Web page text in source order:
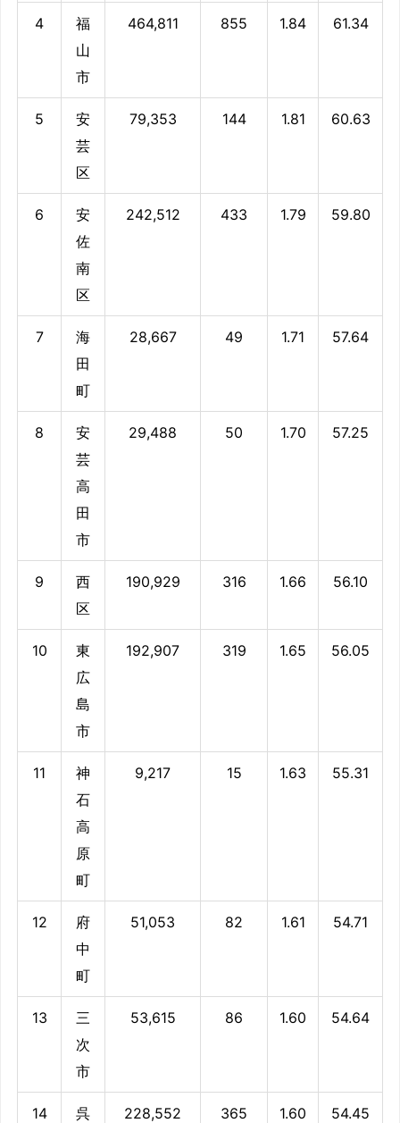
4
福
山
市
464,811 855 1.84 61.34
5
安
芸
区
79,353 144 1.81 60.63
6
安
佐
南
区
242,512 433 1.79 59.80
7
海
田
町
28,667 49 1.71 57.64
8
安
芸
高
田
市
29,488 50 1.70 57.25
9
西
区
190,929 316 1.66 56.10
10
東
広
島
市
192,907 319 1.65 56.05
11
神
石
高
原
町
9,217 15 1.63 55.31
12
府
中
町
51,053 82 1.61 54.71
13
三
次
市
53,615 86 1.60 54.64
14
呉
228,552 365 1.60 54.45